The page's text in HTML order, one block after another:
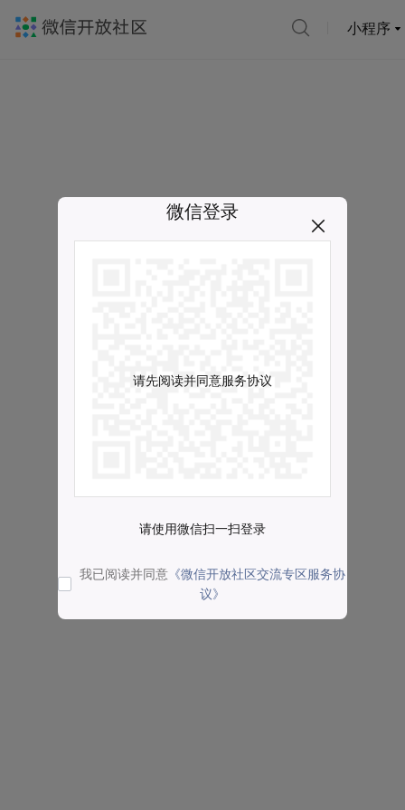
小程序
微信登录
请先阅读并同意服务协议
请使用微信扫一扫登录
我已阅读并同意 《微信开放社区交流专区服务协
议》